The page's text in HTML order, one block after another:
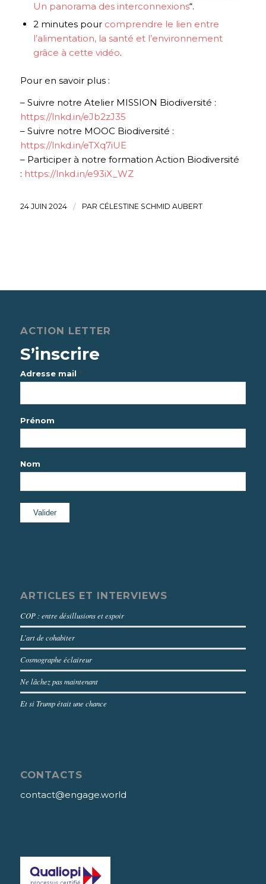
Un panorama des interconnexions“.
2 minutes pour comprendre le lien entre
l’alimentation, la santé et l’environnement
grâce à cette vidéo.
Pour en savoir plus :
– Suivre notre Atelier MISSION Biodiversité :
https://lnkd.in/eJb2zJ35
– Suivre notre MOOC Biodiversité :
https://lnkd.in/eTXq7iUE
– Participer à notre formation Action Biodiversité
: https://lnkd.in/e93iX_WZ
24 JUIN 2024 / PAR CÉLESTINE SCHMID AUBERT
ACTION LETTER
S’inscrire
Adresse mail *
Prénom
Nom
ARTICLES ET INTERVIEWS
COP : entre désillusions et espoir
L’art de cohabiter
Cosmographe éclaireur
Ne lâchez pas maintenant
Et si Trump était une chance
CONTACTS
contact@engage.world